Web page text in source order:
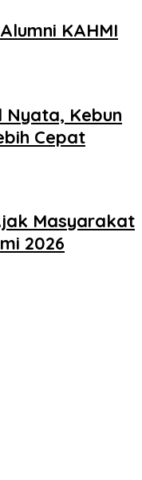
KAHMI
Nyata, Kebun
Cepat
Masyarakat
2026